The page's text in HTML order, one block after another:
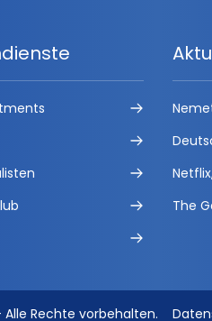
The
Rechte vorbehalten.